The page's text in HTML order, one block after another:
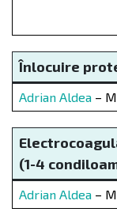
Înlocuire p
Adrian Aldea –
(1-4
Adrian Aldea –